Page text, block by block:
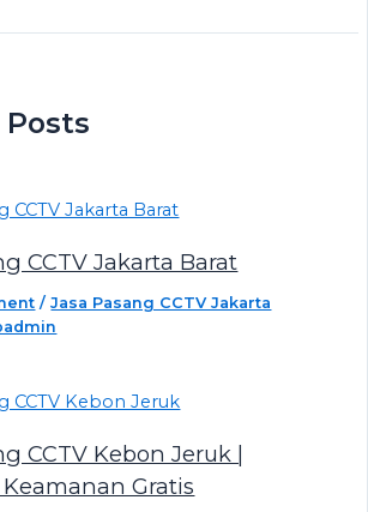
CCTV Jakarta Barat
/Jasa Pasang CCTV Jakarta
CCTV Kebon Jeruk |
Gratis